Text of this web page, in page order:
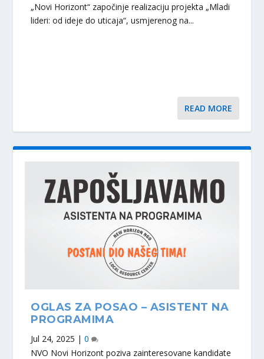
„Novi Horizont“ započinje realizaciju projekta „Mladi
lideri: od ideje do uticaja“, usmjerenog na...
READ MORE
OGLAS ZA POSAO – ASISTENT NA
PROGRAMIMA
Jul 24, 2025 |0
NVO Novi Horizont poziva zainteresovane kandidate